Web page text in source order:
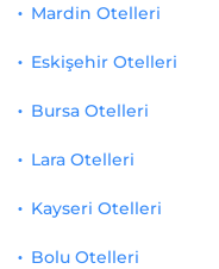
Mardin Otelleri
Eskişehir Otelleri
Bursa Otelleri
Lara Otelleri
Kayseri Otelleri
Bolu Otelleri